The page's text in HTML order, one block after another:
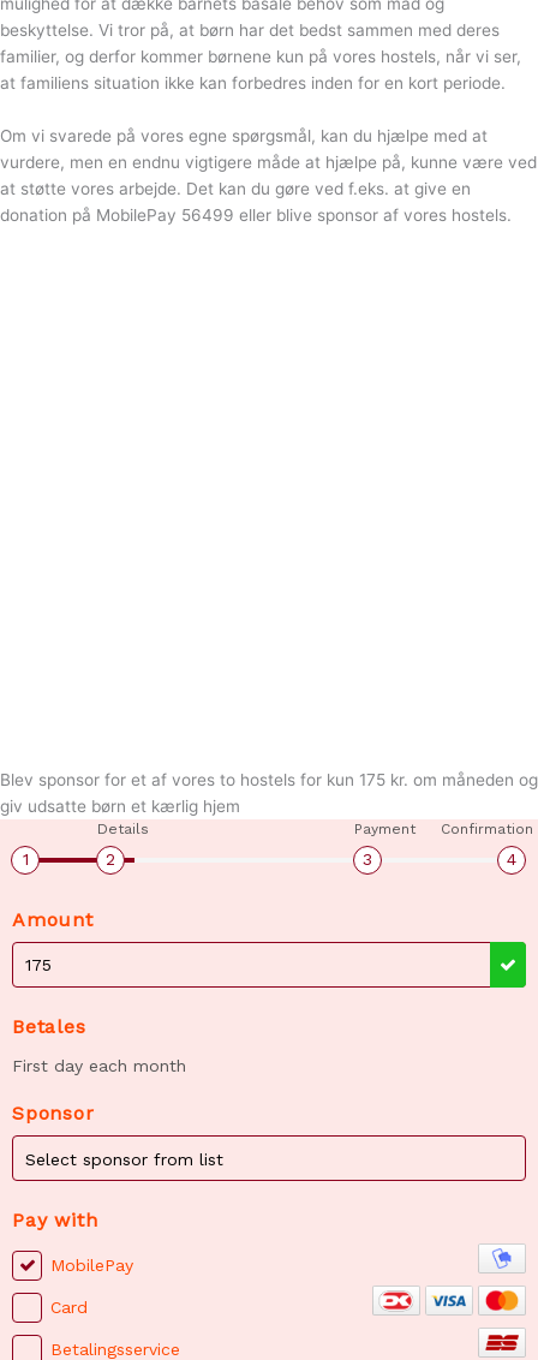
beskyttelse. Vi tror på, at børn har det bedst sammen med deres
familier, og derfor kommer børnene kun på vores hostels, når vi ser,
at familiens situation ikke kan forbedres inden for en kort periode.
Om vi svarede på vores egne spørgsmål, kan du hjælpe med at
vurdere, men en endnu vigtigere måde at hjælpe på, kunne være ved
at støtte vores arbejde. Det kan du gøre ved f.eks. at give en
donation på MobilePay 56499 eller blive sponsor af vores hostels.
Blev sponsor for et af vores to hostels for kun 175 kr. om måneden og
giv udsatte børn et kærlig hjem